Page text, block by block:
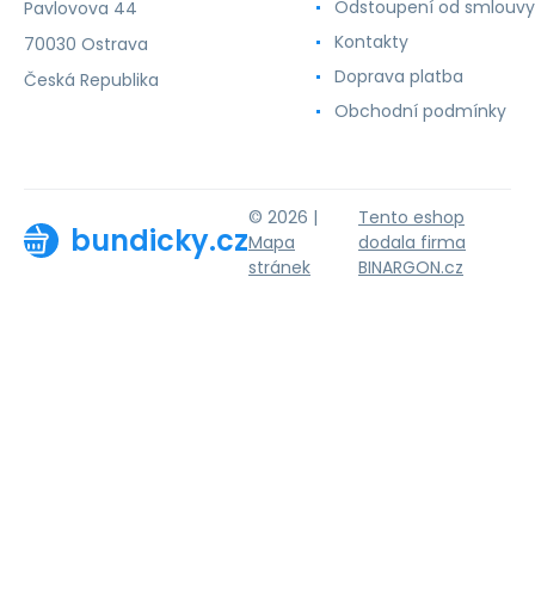
Pavlovova 44
70030 Ostrava
Česká Republika
Odstoupení od smlouvy
Kontakty
Doprava platba
Obchodní podmínky
bundicky.cz
© 2026 |
Mapa
stránek
Tento eshop
dodala firma
BINARGON.cz